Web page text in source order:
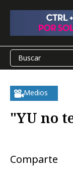
Medios
"YU no
Comparte